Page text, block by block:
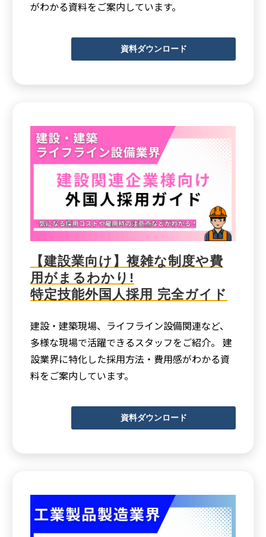
がわかる資料をご案内しています。
資料ダウンロード
【建設業向け】複雑な制度や費
用がまるわかり!
特定技能外国人採用 完全ガイド
建設・建築現場、ライフライン設備関連など、
多様な現場で活躍できるスタッフをご紹介。 建
設業界に特化した採用方法・費用感がわかる資
料をご案内しています。
資料ダウンロード